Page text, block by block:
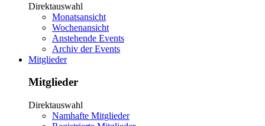
Direktauswahl
Monatsansicht
Wochenansicht
Anstehende Events
Archiv der Events
Mitglieder
Mitglieder
Direktauswahl
Namhafte Mitglieder